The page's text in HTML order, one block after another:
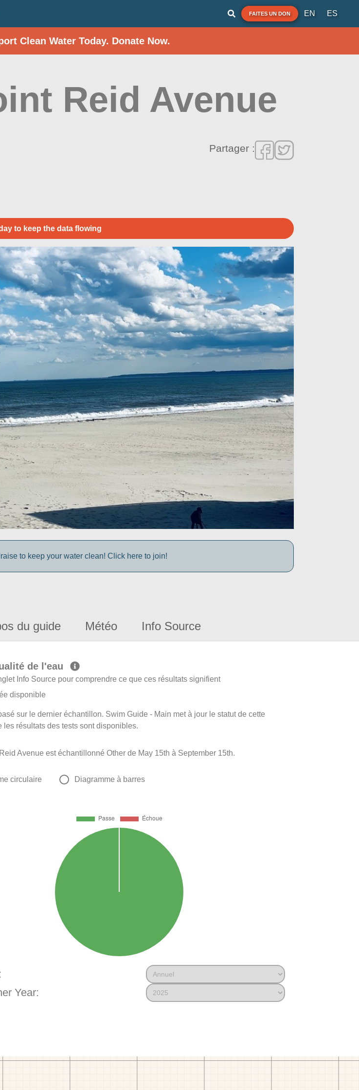
FAITES UN DON EN ES
Clean Water Today. Donate Now.
Reid Avenue
Partager :
to keep the data flowing
to keep your water clean! Click here to join!
du guide Météo Info Source
de l'eau
Info Source pour comprendre ce que ces résultats signifient
disponible
sur le dernier échantillon. Swim Guide - Main met à jour le statut de cette
les résultats des tests sont disponibles.
Avenue est échantillonné Other de May 15th à September 15th.
circulaire Diagramme à barres
Year: